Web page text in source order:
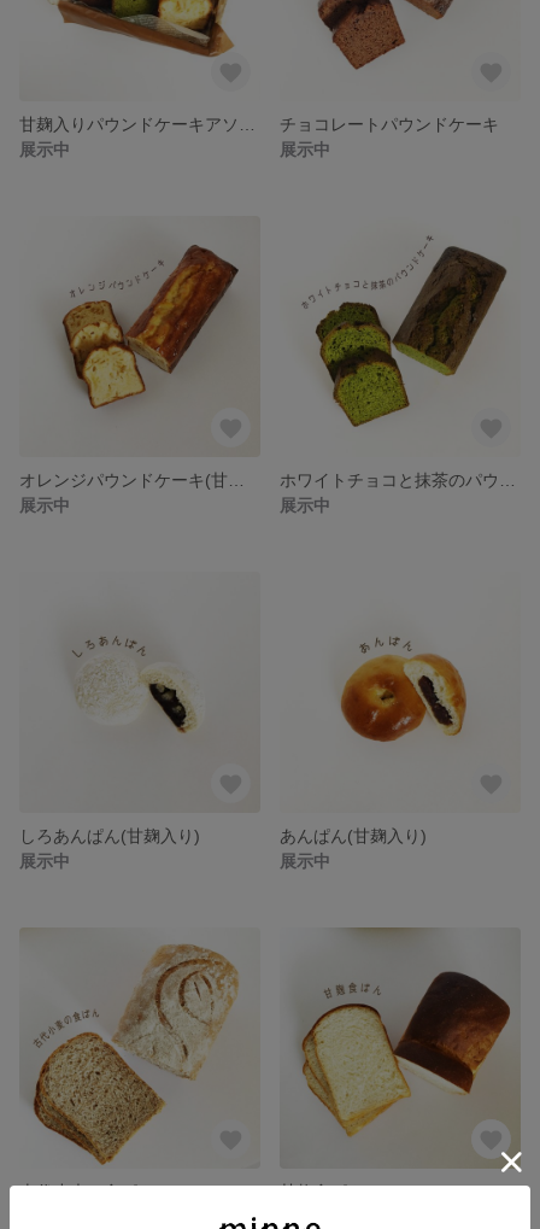
展示中
チョコレートパウンドケーキ
展示中
展示中
展示中
しろあんぱん(甘麹入り)
展示中
あんぱん(甘麹入り)
展示中
古代小麦の食ぱん
甘麹食ぱん